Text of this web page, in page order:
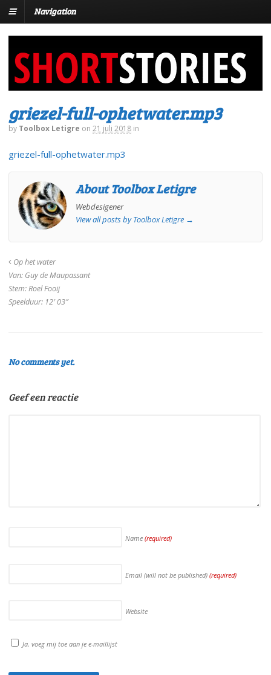
Navigation
griezel-full-ophetwater.mp3
by Toolbox Letigre on 21 juli 2018 in
griezel-full-ophetwater.mp3
About Toolbox Letigre
Webdesigener
View all posts by Toolbox Letigre →
Op het water
Van: Guy de Maupassant
Stem: Roel Fooij
Speelduur: 12′ 03″
No comments yet.
Geef een reactie
Name (required)
Email (will not be published) (required)
Website
Ja, voeg mij toe aan je e-maillijst